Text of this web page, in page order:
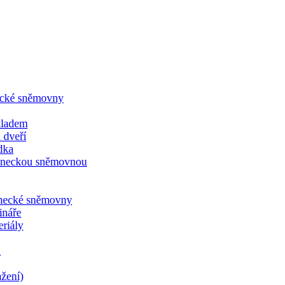
sněmovny
dveří
sněmovnou
sněmovny